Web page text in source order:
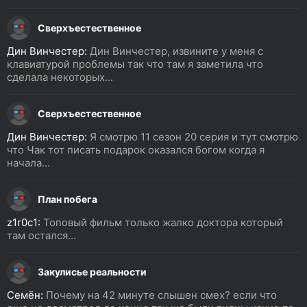
Сверхъестественное
Дин Винчестер: Дин Винчестер, извините у меня с
клавиатурой проблемы так что там я заметила что
сделала некоторых...
Сверхъестественное
Дин Винчестер: Я смотрю 11 сезон 20 серия и тут смотрю
что Чак тот писать подарок оказался богом когда я
начала...
План побега
z1r0c1: Топовый фильм только жалко доктора который
там остался...
Закулисье реальности
Семён: Почему на 42 минуте слышен смех? если что